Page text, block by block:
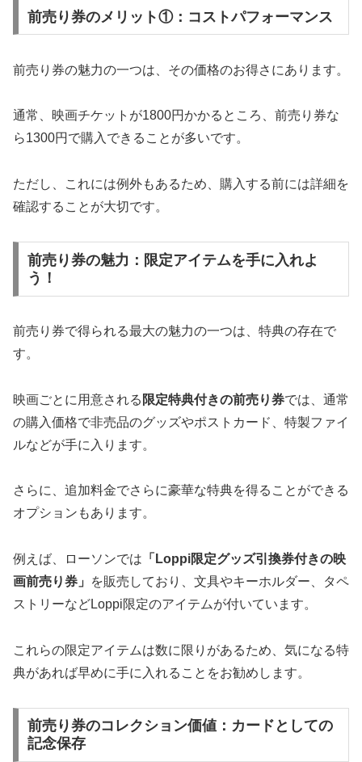
前売り券のメリット①：コストパフォーマンス
前売り券の魅力の一つは、その価格のお得さにあります。
通常、映画チケットが1800円かかるところ、前売り券な
ら1300円で購入できることが多いです。
ただし、これには例外もあるため、購入する前には詳細を
確認することが大切です。
前売り券の魅力：限定アイテムを手に入れよ
う！
前売り券で得られる最大の魅力の一つは、特典の存在で
す。
映画ごとに用意される 限定特典付きの前売り券では、通常
の購入価格で非売品のグッズやポストカード、特製ファイ
ルなどが手に入ります。
さらに、追加料金でさらに豪華な特典を得ることができる
オプションもあります。
例えば、ローソンでは 「Loppi限定グッズ引換券付きの映
画前売り券」
を販売しており、文具やキーホルダー、タペ
ストリーなどLoppi限定のアイテムが付いています。
これらの限定アイテムは数に限りがあるため、気になる特
典があれば早めに手に入れることをお勧めします。
前売り券のコレクション価値：カードとしての
記念保存